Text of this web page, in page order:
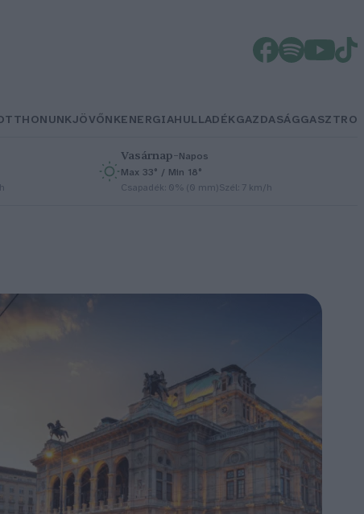
JÖVŐNKENERGIAHULLADÉKGAZDASÁGGASZTRO
Vasárnap–Napos
Max 33° / Min 18°
Csapadék: 0% (0 mm)Szél: 7 km/h